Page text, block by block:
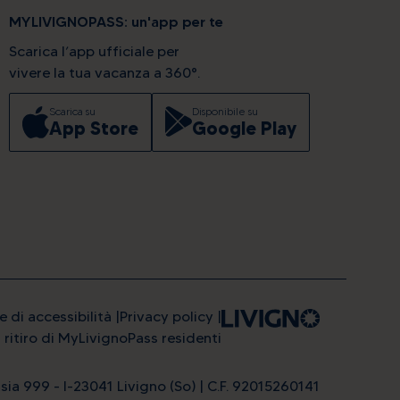
MYLIVIGNOPASS: un'app per te
Scarica l’app ufficiale per
vivere la tua vacanza a 360°.
Scarica su
App Store
Disponibile su
Google Play
di accessibilità Privacy policy
ritiro di MyLivignoPass residenti
999 - I-23041 Livigno (So) | C.F. 92015260141